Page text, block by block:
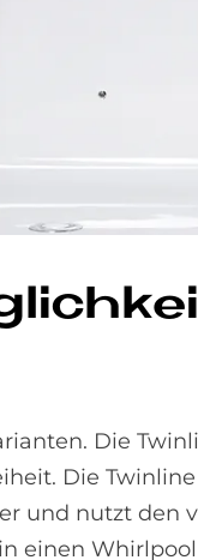
Die
Die
und nutzt den
einen